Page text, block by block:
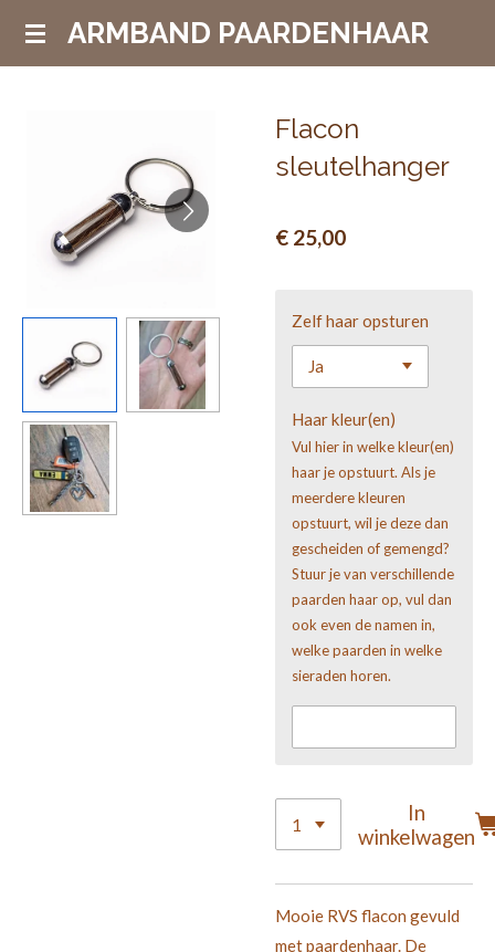
Ga
ARMBAND PAARDENHAAR
Flacon
sleutelhanger
€ 25,00
Zelf haar opsturen
Haar kleur(en)
Vul hier in welke kleur(en)
haar je opstuurt. Als je
meerdere kleuren
opstuurt, wil je deze dan
gescheiden of gemengd?
Stuur je van verschillende
paarden haar op, vul dan
ook even de namen in,
welke paarden in welke
sieraden horen.
In
winkelwagen
Mooie RVS flacon gevuld
met paardenhaar. De